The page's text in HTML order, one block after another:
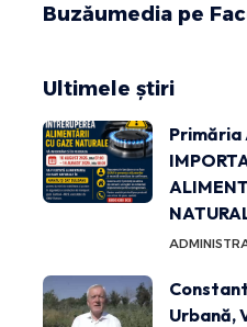
Buzăumedia pe
Ultimele știri
Primăria
Urbană,